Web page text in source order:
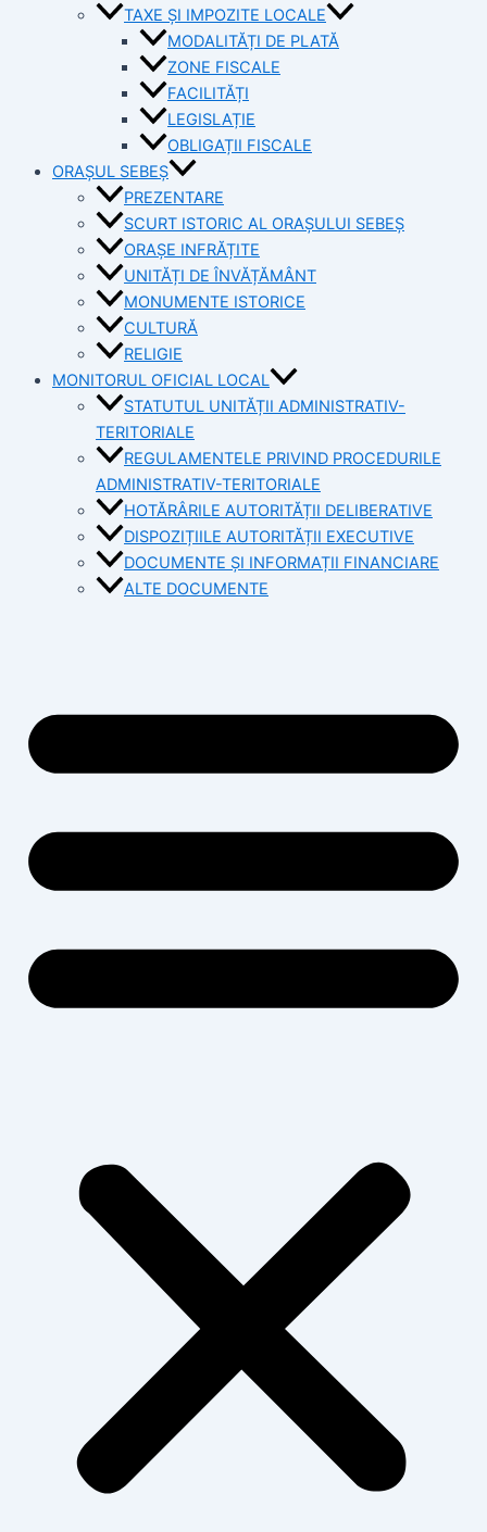
TAXE ȘI IMPOZITE LOCALE
MODALITĂȚI DE PLATĂ
ZONE FISCALE
FACILITĂȚI
LEGISLAȚIE
OBLIGAȚII FISCALE
ORAȘUL SEBEȘ
PREZENTARE
SCURT ISTORIC AL ORAȘULUI SEBEȘ
ORAȘE INFRĂȚITE
UNITĂȚI DE ÎNVĂȚĂMÂNT
MONUMENTE ISTORICE
CULTURĂ
RELIGIE
MONITORUL OFICIAL LOCAL
STATUTUL UNITĂȚII ADMINISTRATIV-
TERITORIALE
REGULAMENTELE PRIVIND PROCEDURILE
ADMINISTRATIV-TERITORIALE
HOTĂRÂRILE AUTORITĂȚII DELIBERATIVE
DISPOZIȚIILE AUTORITĂȚII EXECUTIVE
DOCUMENTE ȘI INFORMAȚII FINANCIARE
ALTE DOCUMENTE